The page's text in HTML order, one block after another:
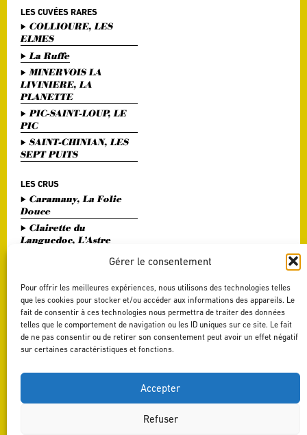
Gérer le consentement
Pour offrir les meilleures expériences, nous utilisons des technologies telles
que les cookies pour stocker et/ou accéder aux informations des appareils. Le
fait de consentir à ces technologies nous permettra de traiter des données
telles que le comportement de navigation ou les ID uniques sur ce site. Le fait
de ne pas consentir ou de retirer son consentement peut avoir un effet négatif
sur certaines caractéristiques et fonctions.
Accepter
Refuser
LES CUVÉES RARES
COLLIOURE, LES
ELMES
La Ruffe
MINERVOIS LA
LIVINIERE, LA
PLANETTE
PIC-SAINT-LOUP, LE
PIC
SAINT-CHINIAN, LES
SEPT PUITS
LES CRUS
Caramany, La Folie
Douce
Clairette du
Languedoc, L’Astre
Haute Vallée de l'Orb,
Pézenas, Entre Amis
Saint Chinian, Le
Saint Festin Blanc
Terrasses du Larzac,
L'Art du Vers
Terrasses du Larzac,